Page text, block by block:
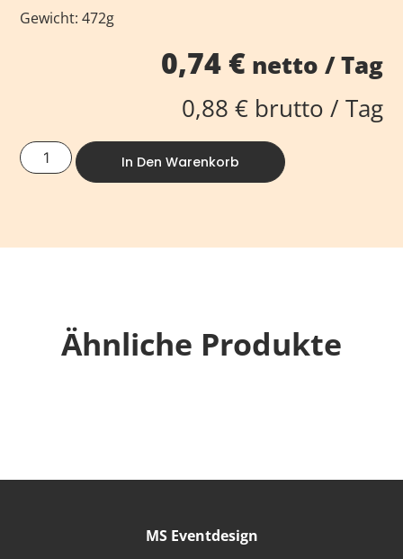
Gewicht: 472g
0,74€netto / Tag
0,88 €brutto / Tag
In Den Warenkorb
Ähnliche Produkte
MS Eventdesign